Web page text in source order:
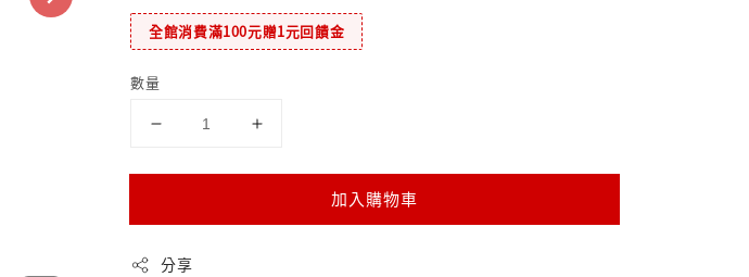
全館消費滿100元贈1元回饋金
數量
加入購物車
分享